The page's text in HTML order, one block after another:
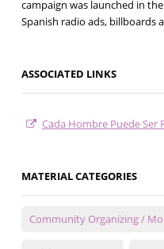
campaign was launched in
Spanish radio ads, billboards
ASSOCIATED LINKS
Cada Hombre Puede Ser
MATERIAL CATEGORIES
Community Organizing /